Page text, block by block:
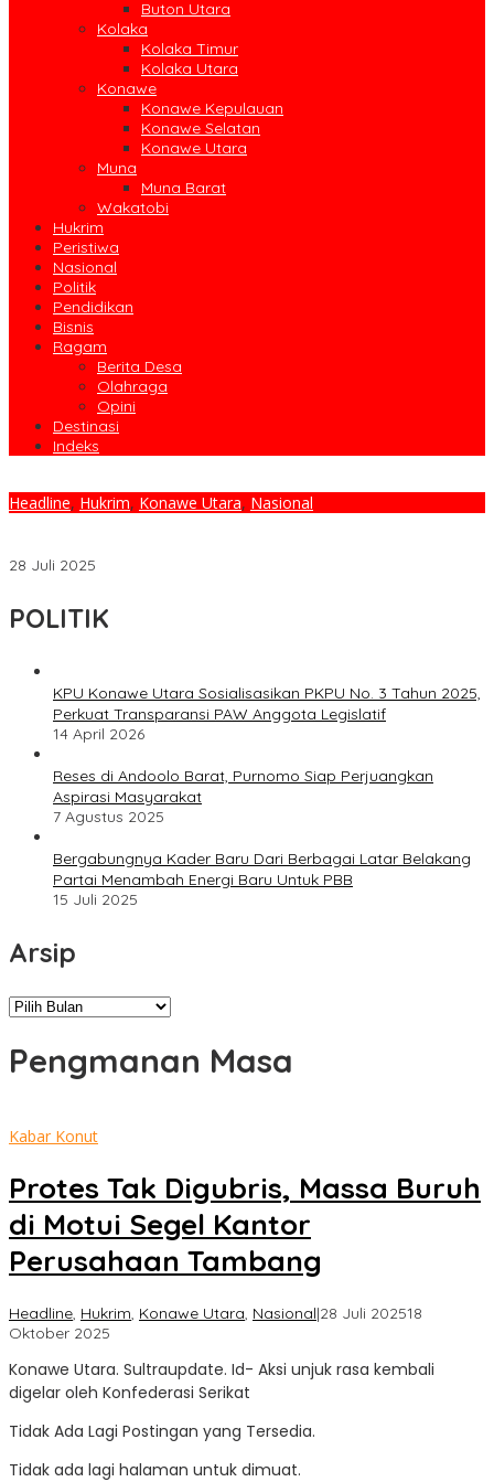
Buton Utara
Kolaka
Kolaka Timur
Kolaka Utara
Konawe
Konawe Kepulauan
Konawe Selatan
Konawe Utara
Muna
Muna Barat
Wakatobi
Hukrim
Peristiwa
Nasional
Politik
Pendidikan
Bisnis
Ragam
Berita Desa
Olahraga
Opini
Destinasi
Indeks
Headline, Hukrim, Konawe Utara, Nasional
28 Juli 2025
POLITIK
KPU Konawe Utara Sosialisasikan PKPU No. 3 Tahun 2025,
Perkuat Transparansi PAW Anggota Legislatif
14 April 2026
Reses di Andoolo Barat, Purnomo Siap Perjuangkan
Aspirasi Masyarakat
7 Agustus 2025
Bergabungnya Kader Baru Dari Berbagai Latar Belakang
Partai Menambah Energi Baru Untuk PBB
15 Juli 2025
Arsip
Arsip
Pengmanan Masa
Kabar Konut
Protes Tak Digubris, Massa Buruh
di Motui Segel Kantor
Perusahaan Tambang
Headline, Hukrim, Konawe Utara, Nasional|28 Juli 202518
Oktober 2025
Update
Konawe Utara. Sultraupdate. Id- Aksi unjuk rasa kembali
digelar oleh Konfederasi Serikat
Tidak Ada Lagi Postingan yang Tersedia.
Tidak ada lagi halaman untuk dimuat.